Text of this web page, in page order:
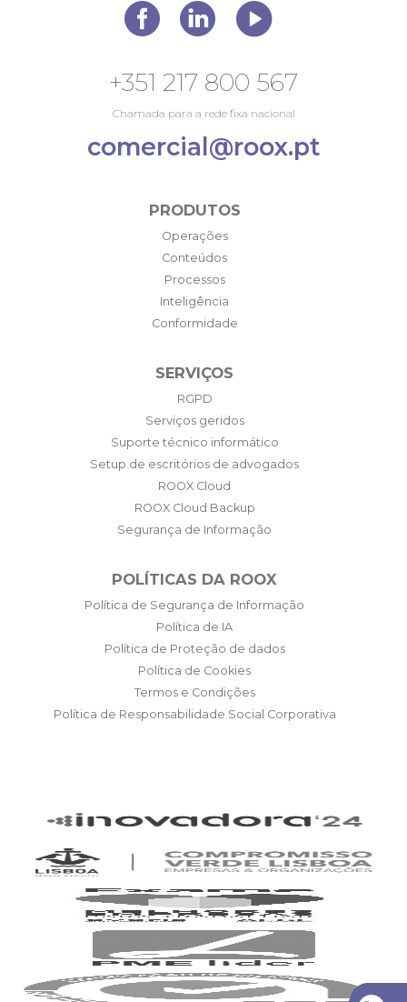
+351 217 800 567
Chamada para a rede fixa nacional
comercial@roox.pt
PRODUTOS
Operações
Conteúdos
Processos
Inteligência
Conformidade
SERVIÇOS
RGPD
Serviços geridos
Suporte técnico informático
Setup de escritórios de advogados
ROOX Cloud
ROOX Cloud Backup
Segurança de Informação
POLÍTICAS DA ROOX
Política de Segurança de Informação
Política de IA
Política de Proteção de dados
Política de Cookies
Termos e Condições
Política de Responsabilidade Social Corporativa